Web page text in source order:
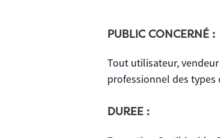
PUBLIC CONCERNÉ :
Tout utilisateur,
professionnel des types
DUREE :